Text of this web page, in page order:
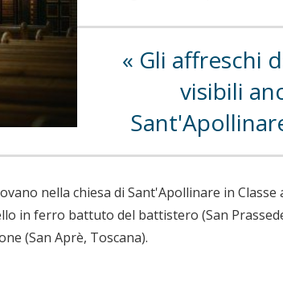
Gli affreschi
visibili
nella chiesa di Sant'Apollinare in
in ferro battuto del battistero (San
(San Aprè, Toscana).